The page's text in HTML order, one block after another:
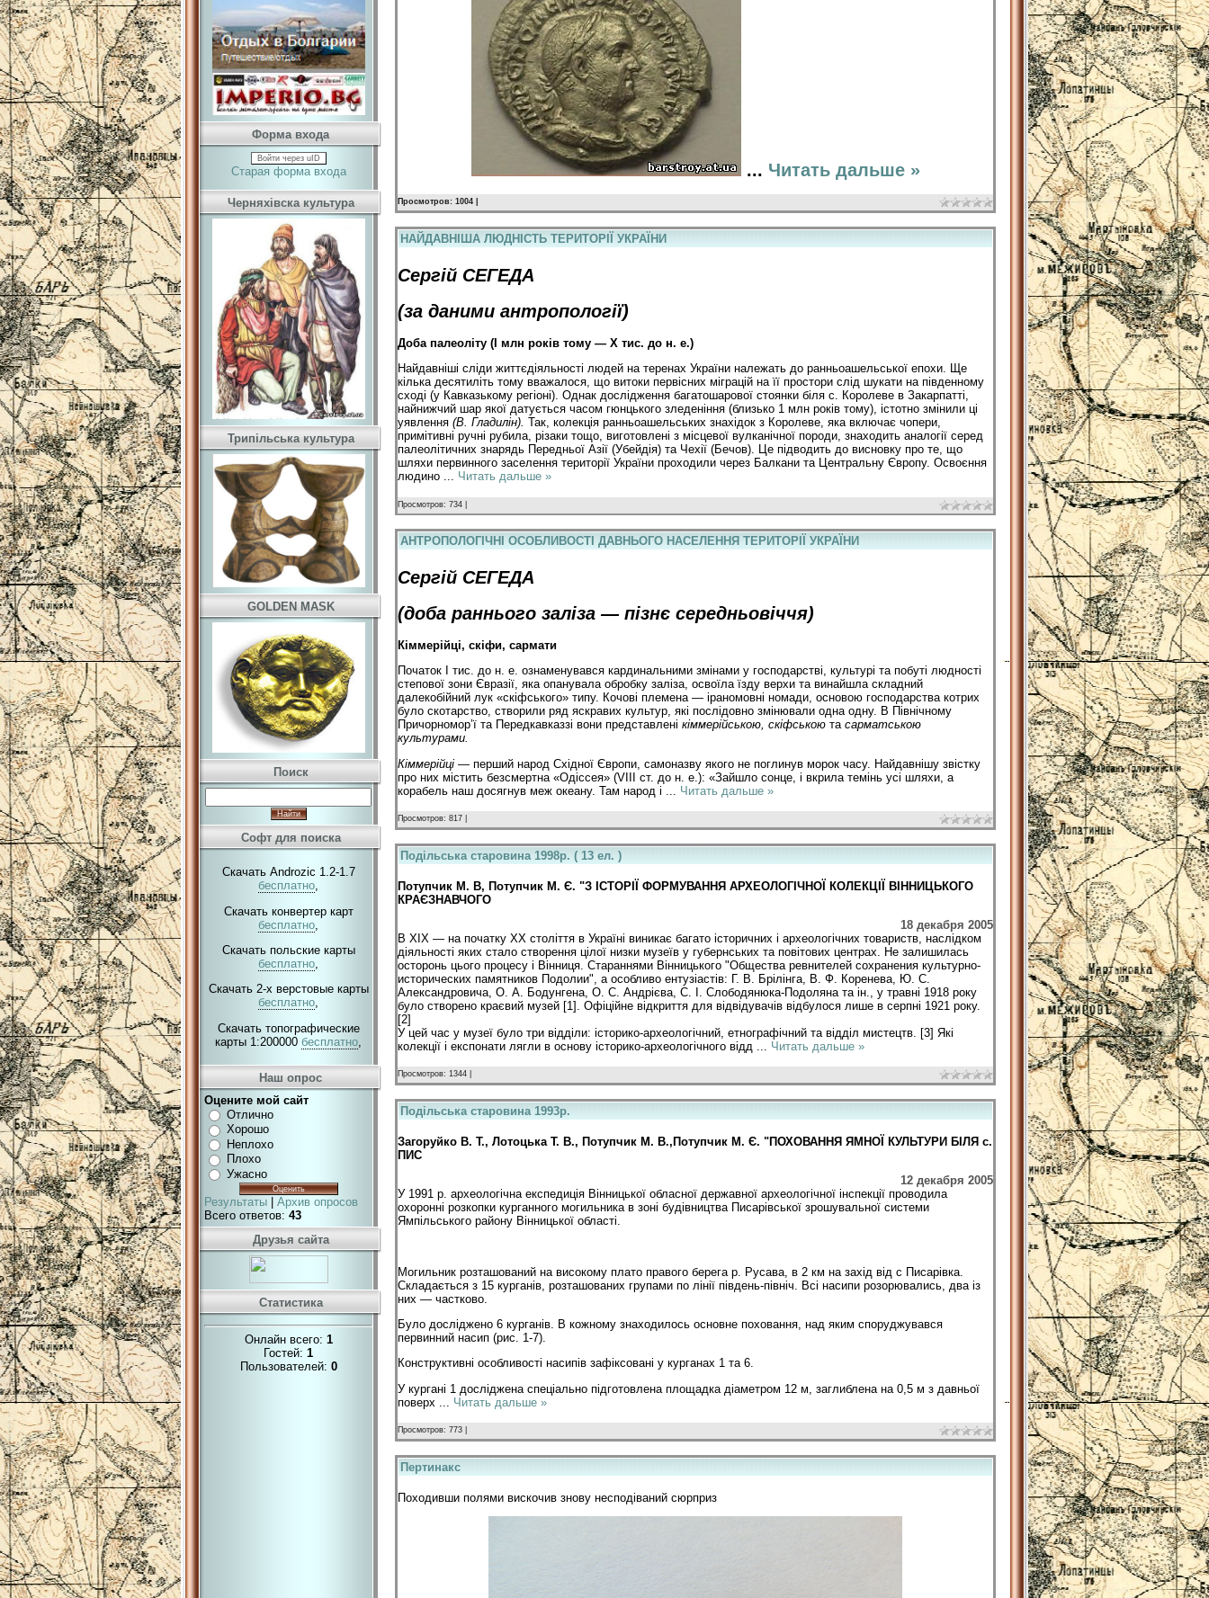
Форма входа
Войти через uID
Старая форма входа
Черняхівска культура
Трипільська культура
GOLDEN MASK
Поиск
Софт для поиска
Скачать Androzic 1.2-1.7
бесплатно,
Скачать конвертер карт
бесплатно
Скачать польские карты
бесплатно
Скачать 2-х верстовые карты
бесплатно,
Скачать топографические
карты 1:200000 бесплатно
Наш опрос
Оцените мой сайт
Отлично
Хорошо
Неплохо
Плохо
Ужасно
Результаты
Архив опросов
Всего ответов: 43
Друзья сайта
Статистика
Онлайн всего: 1
Гостей: 1
Пользователей: 0
... Читать дальше »
Просмотров: 1004 |
НАЙДАВНІША ЛЮДНІСТЬ ТЕРИТОРІЇ УКРАЇНИ
Сергій СЕГЕДА
(за даними антропології)
Доба палеоліту (I млн років тому — X тис. до н. е.)
Найдавніші сліди життєдіяльності людей на теренах України належать до ранньоашельської епохи. Ще
кілька десятиліть тому вважалося, що витоки первісних міграцій на її простори слід шукати на південному
сході (у Кавказькому регіоні). Однак дослідження багатошарової стоянки біля с. Королеве в Закарпатті,
найнижчий шар якої датується часом гюнцького зледеніння (близько 1 млн років тому), істотно змінили ці
уявлення (В. Гладилін). Так, колекція ранньоашельських знахідок з Королеве, яка включає чопери,
примітивні ручні рубила, різаки тощо, виготовлені з місцевої вулканічної породи, знаходить аналогії серед
палеолітичних знарядь Передньої Азії (Убейдія) та Чехії (Бечов). Це підводить до висновку про те, що
шляхи первинного заселення території України проходили через Балкани та Центральну Європу. Освоєння
людино ... Читать дальше »
Просмотров: 734 |
АНТРОПОЛОГІЧНІ ОСОБЛИВОСТІ ДАВНЬОГО НАСЕЛЕННЯ ТЕРИТОРІЇ УКРАЇНИ
Сергій СЕГЕДА
(доба раннього заліза — пізнє середньовіччя)
Кіммерійці, скіфи, сармати
Початок І тис. до н. е. ознаменувався кардинальними змінами у господарстві, культурі та побуті людності
степової зони Євразії, яка опанувала обробку заліза, освоїла їзду верхи та винайшла складний
далекобійний лук «скіфського» типу. Кочові племена — іраномовні номади, основою господарства котрих
було скотарство, створили ряд яскравих культур, які послідовно змінювали одна одну. В Північному
Причорномор’ї та Передкавказзі вони представлені кіммерійською, скіфською та сарматською
культурами.
Кіммерійці — перший народ Східної Європи, самоназву якого не поглинув морок часу. Найдавнішу звістку
про них містить безсмертна «Одіссея» (VIII ст. до н. е.): «Зайшло сонце, і вкрила темінь усі шляхи, а
корабель наш досягнув меж океану. Там народ і
Читать дальше »
Просмотров: 817 |
Подільська старовина 1998р. ( 13 ел. )
Потупчик М. В, Потупчик М. Є. "З ІСТОРІЇ ФОРМУВАННЯ АРХЕОЛОГІЧНОЇ КОЛЕКЦІЇ ВІННИЦЬКОГО
КРАЄЗНАВЧОГО
18 декабря 2005
В XIX — на початку XX століття в Україні виникає багато історичних і археологічних товариств, наслідком
діяльності яких стало створення цілої низки музеїв у губернських та повітових центрах. Не залишилась
осторонь цього процесу і Вінниця. Стараннями Вінницького "Общества ревнителей сохранения культурно-
исторических памятников Подолии", а особливо ентузіастів: Г. В. Брілінга, В. Ф. Коренева, Ю. С.
Александровича, О. А. Бодунгена, О. С. Андрієва, С. І. Слободянюка-Подоляна та ін., у травні 1918 року
було створено краєвий музей [1]. Офіційне відкриття для відвідувачів відбулося лише в серпні 1921 року.
[2]
У цей час у музеї було три відділи: історико-археологічний, етнографічний та відділ мистецтв. [3] Які
колекції і експонати лягли в основу історико-археологічного відд
Читать дальше »
Просмотров: 1344 |
Подільська старовина 1993р.
Загоруйко В. Т., Лотоцька Т. В., Потупчик М. В.,Потупчик М. Є. "ПОХОВАННЯ ЯМНОЇ КУЛЬТУРИ БІЛЯ с.
ПИС
12 декабря 2005
У 1991 р. археологічна експедиція Вінницької обласної державної археологічної інспекції проводила
охоронні розкопки курганного могильника в зоні будівництва Писарівської зрошувальної системи
Ямпільського району Вінницької області.
Могильник розташований на високому плато правого берега р. Русава, в 2 км на захід від с Писарівка.
Складається з 15 курганів, розташованих групами по лінії південь-північ. Всі насипи розорювались, два із
них — частково.
Було досліджено 6 курганів. В кожному знаходилось основне поховання, над яким споруджувався
первинний насип (рис. 1-7).
Конструктивні особливості насипів зафіксовані у курганах 1 та 6.
У кургані 1 досліджена спеціально підготовлена площадка діаметром 12 м, заглиблена на 0,5 м з давньої
поверх
Читать дальше »
Просмотров: 773 |
Пертинакс
Походивши полями вискочив знову несподіваний сюрприз